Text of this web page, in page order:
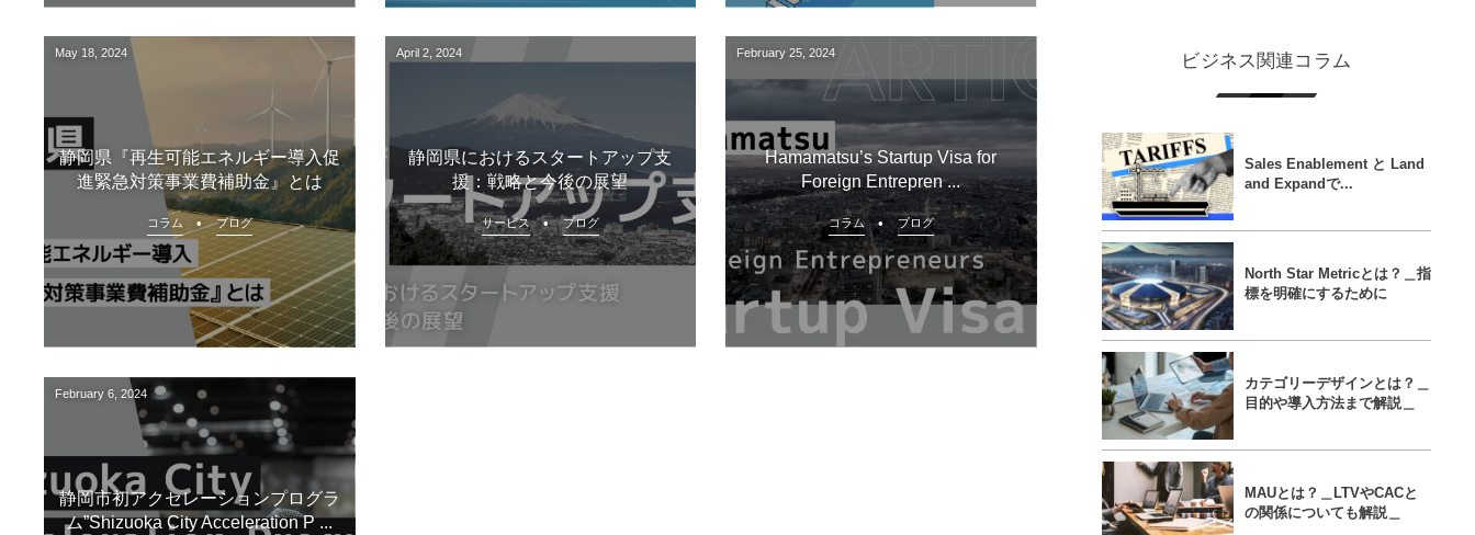
May 18 ,2024
静岡県『再生可能エネルギー導入促
進緊急対策事業費補助金』とは
コラム ブログ
April 2, 2024
静岡県におけるスタートアップ支
援：戦略と今後の展望
サービス ブログ
February 25 ,2024
Hamamatsu’s Startup Visa for
Foreign Entrepren ...
コラム ブログ
February 6 ,2024
静岡市初アクセレーションプログラ
ム”Shizuoka City Acceleration P ...
ビジネス関連コラム
Sales Enablement と Land
and Expandで...
North Star Metricとは？＿指
標を明確にするために
カテゴリーデザインとは？＿
目的や導入方法まで解説＿
MAUとは？＿LTVやCACと
の関係についても解説＿